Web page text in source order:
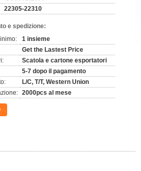
22305-22310
e spedizione:
1 insieme
Get the Lastest Price
Scatola e cartone esportatori
5-7 dopo il pagamento
L/C, T/T, Western Union
2000pcs al mese